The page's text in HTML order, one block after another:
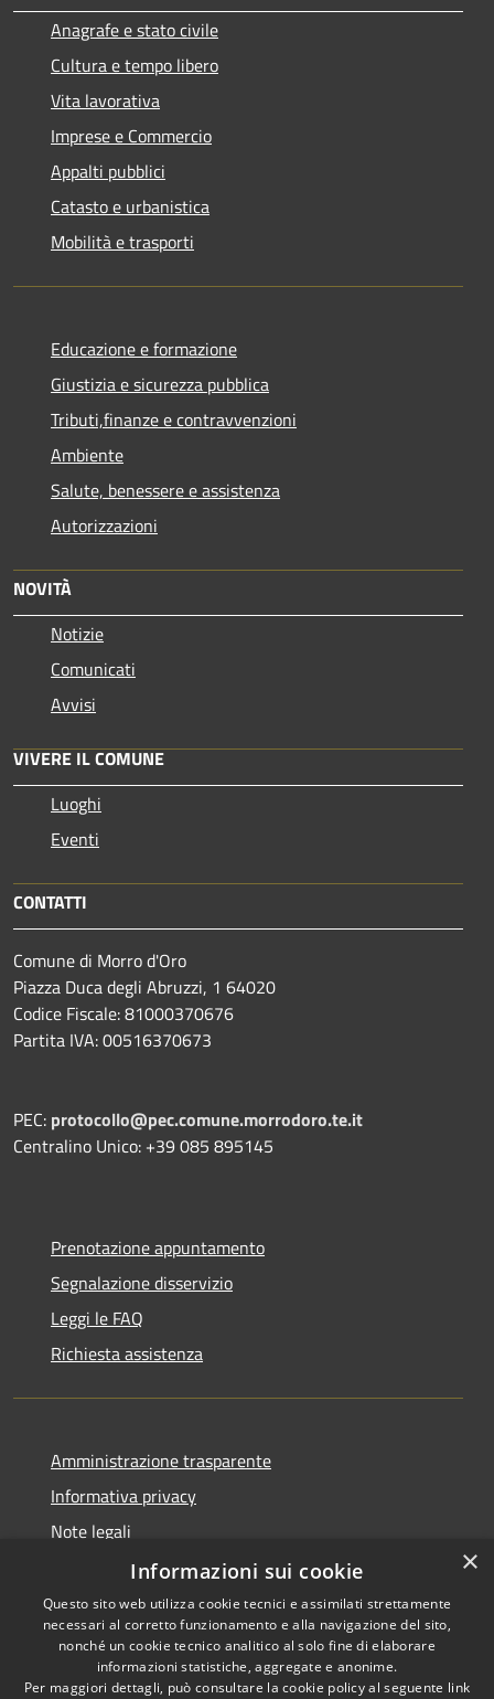
Anagrafe e stato civile
Cultura e tempo libero
Vita lavorativa
Imprese e Commercio
Appalti pubblici
Catasto e urbanistica
Mobilità e trasporti
Educazione e formazione
Giustizia e sicurezza pubblica
Tributi,finanze e contravvenzioni
Ambiente
Salute, benessere e assistenza
Autorizzazioni
NOVITÀ
Notizie
Comunicati
Avvisi
VIVERE IL COMUNE
Luoghi
Eventi
CONTATTI
Comune di Morro d'Oro
Piazza Duca degli Abruzzi, 1 64020
Codice Fiscale: 81000370676
Partita IVA: 00516370673
PEC: protocollo@pec.comune.morrodoro.te.it
Centralino Unico: +39 085 895145
Prenotazione appuntamento
Segnalazione disservizio
Leggi le FAQ
Richiesta assistenza
Amministrazione trasparente
Informativa privacy
Note legali
Dichiarazione di accessibilità
RSS
Copyright © 2026 • Comune di
×
Informazioni sui cookie
Questo sito web utilizza cookie tecnici e assimilati strettamente
necessari al corretto funzionamento e alla navigazione del sito,
nonché un cookie tecnico analitico al solo fine di elaborare
informazioni statistiche, aggregate e anonime.
Per maggiori dettagli, può consultare la cookie policy al seguente link